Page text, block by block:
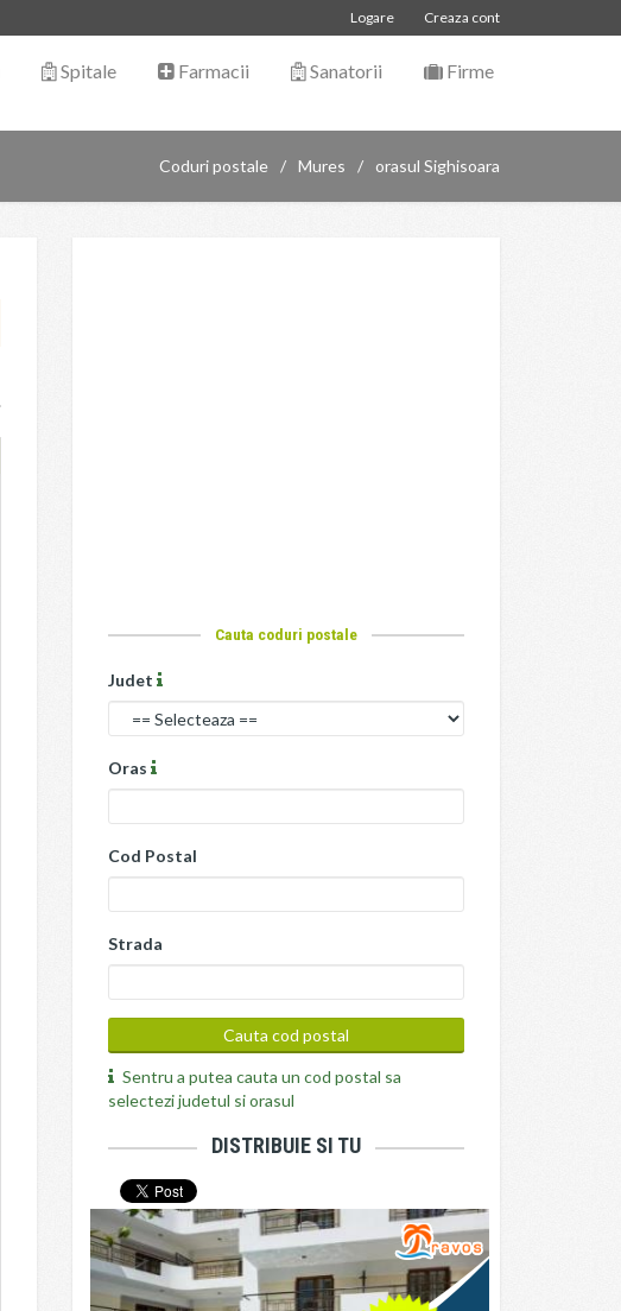
Creaza cont
Logare
Spitale Farmacii Sanatorii Firme
Coduri postale Mures orasul Sighisoara
Cauta coduri postale
Judet
Oras
Cod Postal
Strada
Sentru a putea cauta un cod postal sa
selectezi judetul si orasul
DISTRIBUIE SI TU